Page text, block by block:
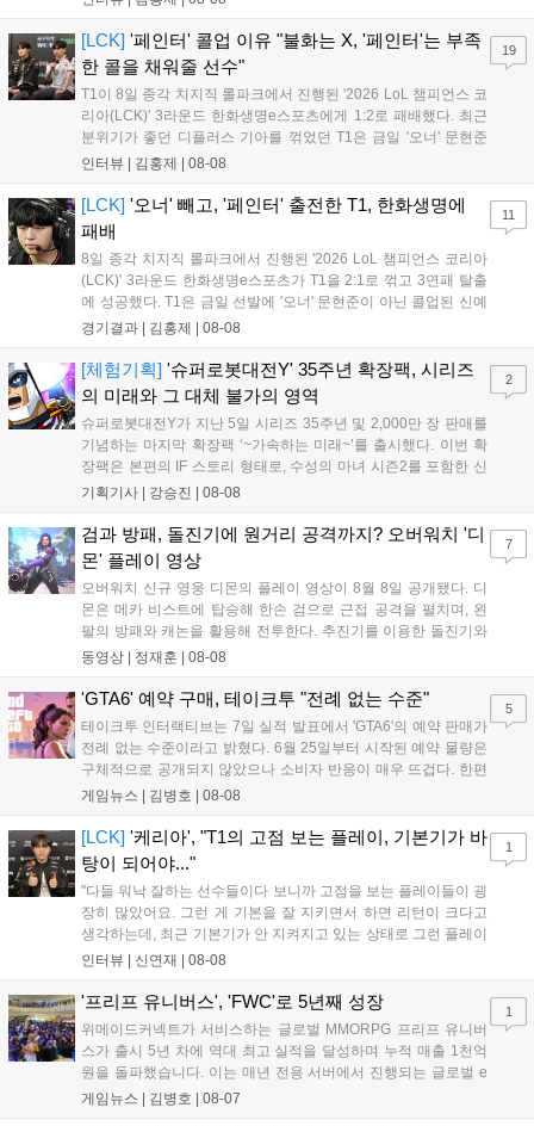
[LCK] '페인터' 콜업 이유 "불화는 X, '페인터'는 부족
한 콜을 채워줄 선수"
T1이 8일 종각 치지직 롤파크에서 진행된 '2026 LoL 챔피언스 코
리아(LCK)' 3라운드 한화생명e스포츠에게 1:2로 패배했다. 최근
분위기가 좋던 디플러스 기아를 꺾었던 T1은 금일 '오너' 문현준
을 빼고 신예 '페인터' 김은후를 투입시키는 강수를 뒀으나 결국
즈' 김수환의 인터뷰 내...
인터뷰 | 김홍제 | 08-08
19
[LCK] '오너' 빼고, '페인터' 출전한 T1, 한화생명에
패배
8일 종각 치지직 롤파크에서 진행된 '2026 LoL 챔피언스 코리아
(LCK)' 3라운드 한화생명e스포츠가 T1을 2:1로 꺾고 3연패 탈출
에 성공했다. T1은 금일 선발에 '오너' 문현준이 아닌 콜업된 신예
'페인터' 김은후를 투입했지만, 결국 1:2로 패배하고 말았다. T1은
을 빼냈다....
경기결과 | 김홍제 | 08-08
11
[체험기획] '슈퍼로봇대전Y' 35주년 확장팩, 시리즈
의 미래와 그 대체 불가의 영역
슈퍼로봇대전Y가 지난 5일 시리즈 35주년 및 2,000만 장 판매를
기념하는 마지막 확장팩 ‘~가속하는 미래~’를 출시했다. 이번 확
장팩은 본편의 IF 스토리 형태로, 수성의 마녀 시즌2를 포함한 신
규 참전작과 크로스오버 합체기를 선보이며 작품을 완결 짓는다.
하는 몰입감 있는 서사와 조합을 구현하며 시리즈의 미래를 향한
새로운 가능성을 제시했다....
기획기사 | 강승진 | 08-08
2
검과 방패, 돌진기에 원거리 공격까지? 오버워치 '디
몬' 플레이 영상
오버워치 신규 영웅 디몬의 플레이 영상이 8월 8일 공개됐다. 디
몬은 메카 비스트에 탑승해 한손 검으로 근접 공격을 펼치며, 왼
팔의 방패와 캐논을 활용해 전투한다. 추진기를 이용한 돌진기와
참격 형태의 궁극기를 보유했고, 메카 파괴 시 맨몸으로 기관총을
산의 영웅들 업데이트를 통해 정식 출시될 예정이다....
동영상 | 정재훈 | 08-08
7
'GTA6' 예약 구매, 테이크투 "전례 없는 수준"
테이크투 인터랙티브는 7일 실적 발표에서 'GTA6'의 예약 판매가
전례 없는 수준이라고 밝혔다. 6월 25일부터 시작된 예약 물량은
구체적으로 공개되지 않았으나 소비자 반응이 매우 뜨겁다. 한편
11월 19일 PS5와 Xbox 시리즈 X|S로 정식 출시될 예정이며, 록
상 'Grand Theft Auto VI: An Extended Look'을 최초 공개할 계획
이다....
게임뉴스 | 김병호 | 08-08
5
[LCK] '케리아', "T1의 고점 보는 플레이, 기본기가 바
탕이 되어야..."
"다들 워낙 잘하는 선수들이다 보니까 고점을 보는 플레이들이 굉
장히 많았어요. 그런 게 기본을 잘 지키면서 하면 리턴이 크다고
생각하는데, 최근 기본기가 안 지켜지고 있는 상태로 그런 플레이
를 추구하다 보니까 팀적으로 안 좋은 사고가 계속 많이 났던 것
LoL 챔피언스 코리아(LCK)'...
인터뷰 | 신연재 | 08-08
1
'프리프 유니버스', 'FWC'로 5년째 성장
위메이드커넥트가 서비스하는 글로벌 MMORPG 프리프 유니버
스가 출시 5년 차에 역대 최고 실적을 달성하며 누적 매출 1천억
원을 돌파했습니다. 이는 매년 전용 서버에서 진행되는 글로벌 e
스포츠 대회 FWC의 영향이 큽니다. FWC는 이용자가 동일한 조
게임뉴스 | 김병호 | 08-07
1